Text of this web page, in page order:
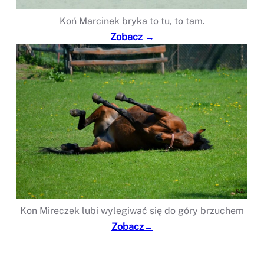
Koń Marcinek bryka to tu, to tam.
Zobacz →
Kon Mireczek lubi wylegiwać się do góry brzuchem
Zobacz→